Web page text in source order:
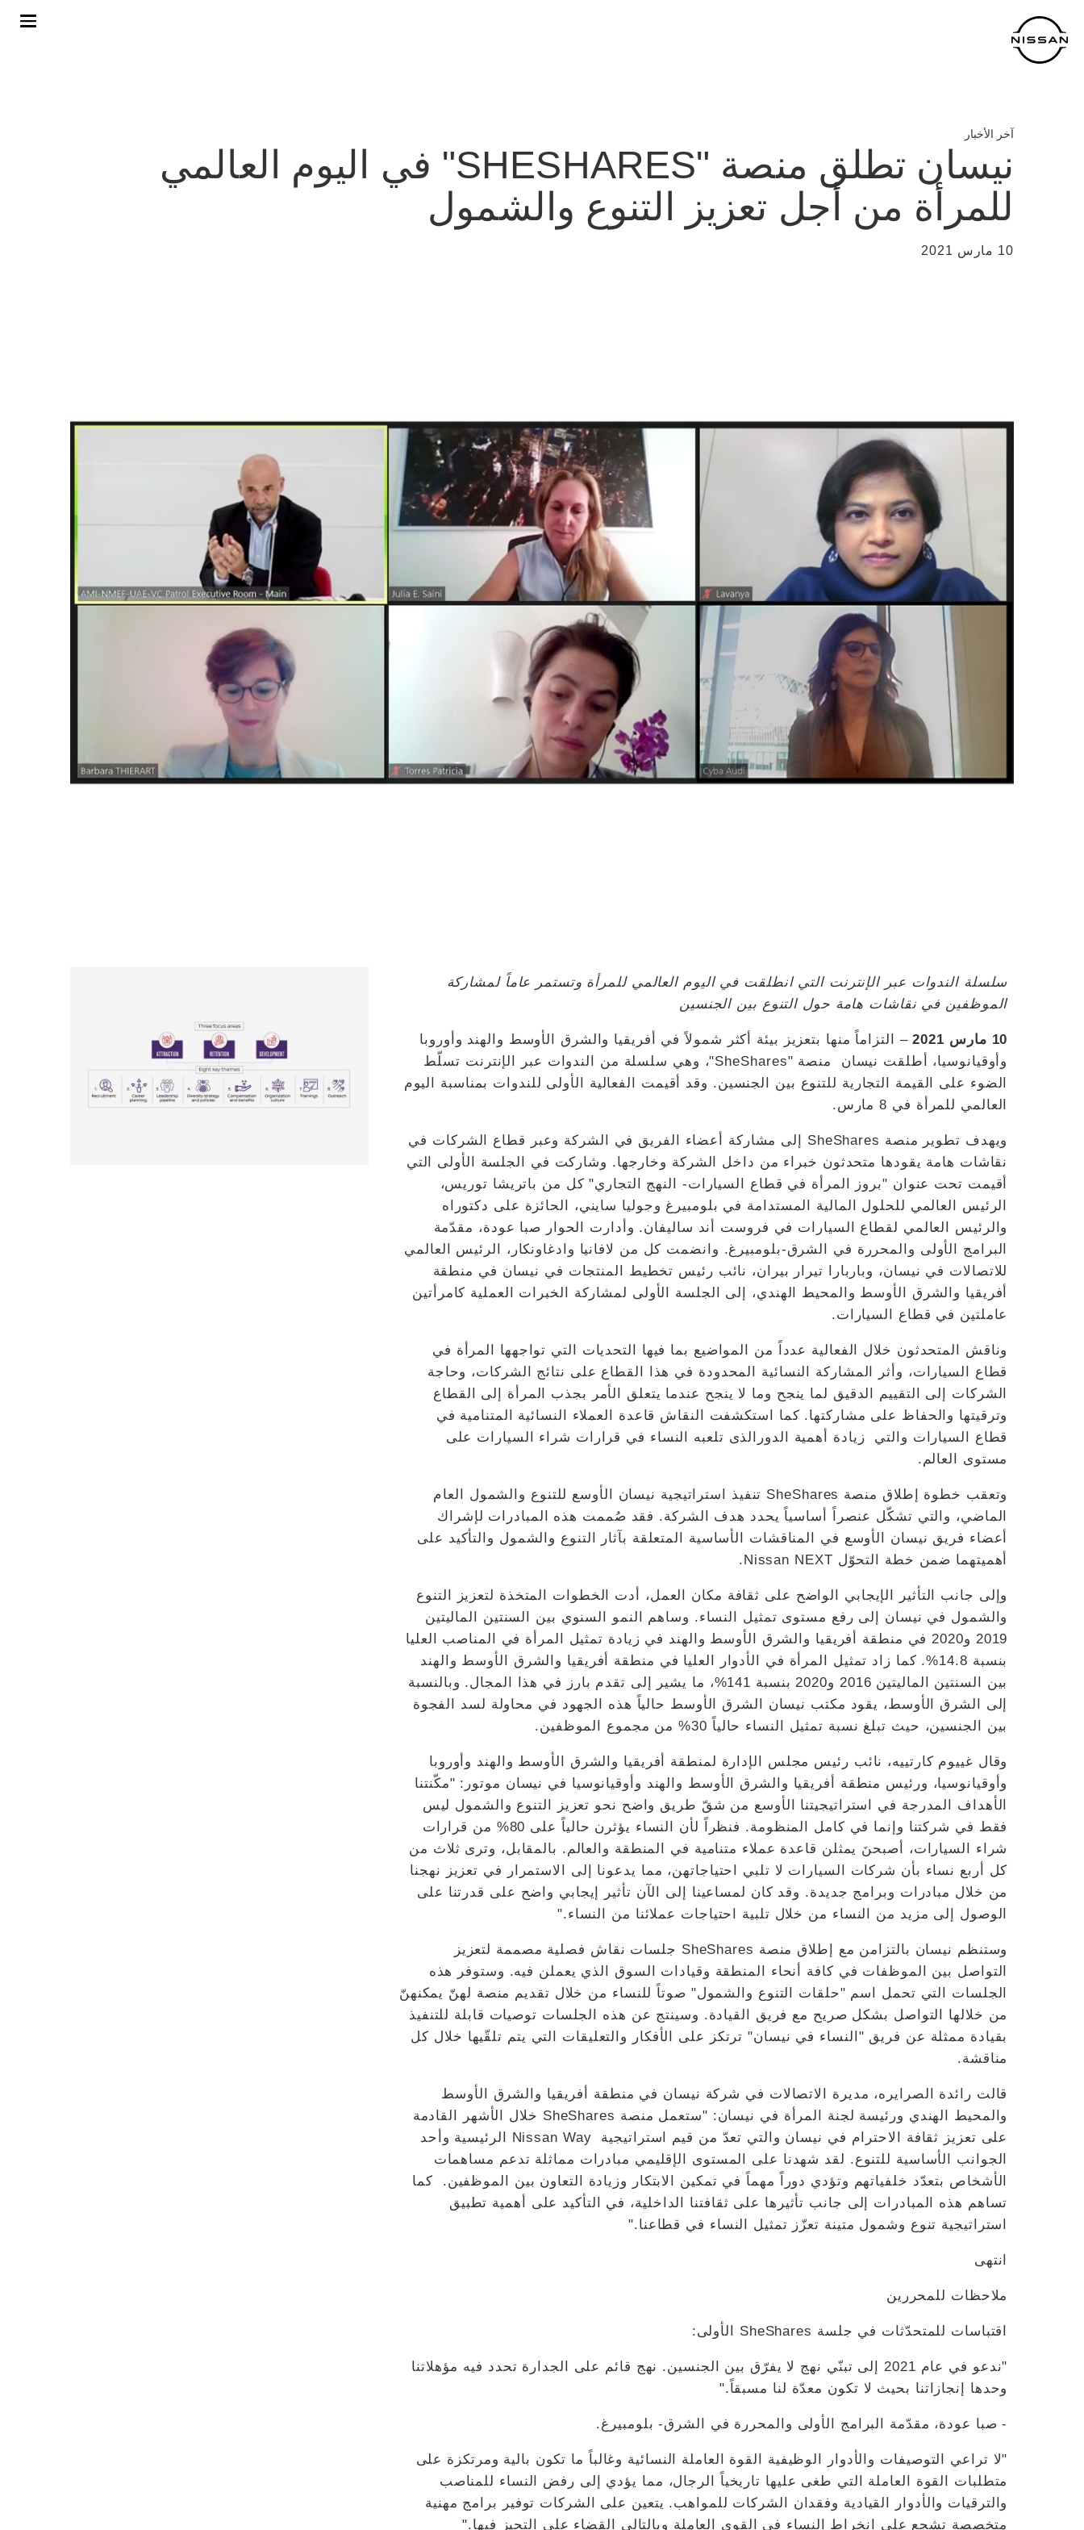
المحتوى
الرئيسي
آخر الأخبار
نيسان تطلق منصة "SHESHARES" في اليوم العالمي
للمرأة من أجل تعزيز التنوع والشمول
10 مارس 2021
سلسلة الندوات عبر الإنترنت التي انطلقت في اليوم العالمي للمرأة وتستمر عاماً لمشاركة
الموظفين في نقاشات هامة حول التنوع بين الجنسين
10 مارس 2021
– التزاماً منها بتعزيز بيئة أكثر شمولاً في أفريقيا والشرق الأوسط والهند وأوروبا
وأوقيانوسيا، أطلقت نيسان منصة "SheShares"، وهي سلسلة من الندوات عبر الإنترنت تسلّط
الضوء على القيمة التجارية للتنوع بين الجنسين. وقد أقيمت الفعالية الأولى للندوات بمناسبة اليوم
العالمي للمرأة في 8 مارس.
ويهدف تطوير منصة SheShares إلى مشاركة أعضاء الفريق في الشركة وعبر قطاع الشركات في
نقاشات هامة يقودها متحدثون خبراء من داخل الشركة وخارجها. وشاركت في الجلسة الأولى التي
أقيمت تحت عنوان "بروز المرأة في قطاع السيارات- النهج التجاري" كل من باتريشا توريس،
الرئيس العالمي للحلول المالية المستدامة في بلومبيرغ وجوليا سايني، الحائزة على دكتوراه
والرئيس العالمي لقطاع السيارات في فروست أند ساليفان. وأدارت الحوار صبا عودة، مقدّمة
البرامج الأولى والمحررة في الشرق-بلومبيرغ. وانضمت كل من لافانيا وادغاونكار، الرئيس العالمي
للاتصالات في نيسان، وباربارا تيرار بيران، نائب رئيس تخطيط المنتجات في نيسان في منطقة
أفريقيا والشرق الأوسط والمحيط الهندي، إلى الجلسة الأولى لمشاركة الخبرات العملية كامرأتين
عاملتين في قطاع السيارات.
وناقش المتحدثون خلال الفعالية عدداً من المواضيع بما فيها التحديات التي تواجهها المرأة في
قطاع السيارات، وأثر المشاركة النسائية المحدودة في هذا القطاع على نتائج الشركات، وحاجة
الشركات إلى التقييم الدقيق لما ينجح وما لا ينجح عندما يتعلق الأمر بجذب المرأة إلى القطاع
وترقيتها والحفاظ على مشاركتها. كما استكشفت النقاش قاعدة العملاء النسائية المتنامية في
قطاع السيارات والتي زيادة أهمية الدورالذى تلعبه النساء في قرارات شراء السيارات على
مستوى العالم.
وتعقب خطوة إطلاق منصة SheShares تنفيذ استراتيجية نيسان الأوسع للتنوع والشمول العام
الماضي، والتي تشكّل عنصراً أساسياً يحدد هدف الشركة. فقد صُممت هذه المبادرات لإشراك
أعضاء فريق نيسان الأوسع في المناقشات الأساسية المتعلقة بآثار التنوع والشمول والتأكيد على
أهميتهما ضمن خطة التحوّل Nissan NEXT.
وإلى جانب التأثير الإيجابي الواضح على ثقافة مكان العمل، أدت الخطوات المتخذة لتعزيز التنوع
والشمول في نيسان إلى رفع مستوى تمثيل النساء. وساهم النمو السنوي بين السنتين الماليتين
2019 و2020 في منطقة أفريقيا والشرق الأوسط والهند في زيادة تمثيل المرأة في المناصب العليا
بنسبة 14.8%. كما زاد تمثيل المرأة في الأدوار العليا في منطقة أفريقيا والشرق الأوسط والهند
بين السنتين الماليتين 2016 و2020 بنسبة 141%، ما يشير إلى تقدم بارز في هذا المجال. وبالنسبة
إلى الشرق الأوسط، يقود مكتب نيسان الشرق الأوسط حالياً هذه الجهود في محاولة لسد الفجوة
بين الجنسين، حيث تبلغ نسبة تمثيل النساء حالياً 30% من مجموع الموظفين.
وقال غييوم كارتييه، نائب رئيس مجلس الإدارة لمنطقة أفريقيا والشرق الأوسط والهند وأوروبا
وأوقيانوسيا، ورئيس منطقة أفريقيا والشرق الأوسط والهند وأوقيانوسيا في نيسان موتور: "مكّنتنا
الأهداف المدرجة في استراتيجيتنا الأوسع من شقّ طريق واضح نحو تعزيز التنوع والشمول ليس
فقط في شركتنا وإنما في كامل المنظومة. فنظراً لأن النساء يؤثرن حالياً على 80% من قرارات
شراء السيارات، أصبحنَ يمثلن قاعدة عملاء متنامية في المنطقة والعالم. بالمقابل، وترى ثلاث من
كل أربع نساء بأن شركات السيارات لا تلبي احتياجاتهن، مما يدعونا إلى الاستمرار في تعزيز نهجنا
من خلال مبادرات وبرامج جديدة. وقد كان لمساعينا إلى الآن تأثير إيجابي واضح على قدرتنا على
الوصول إلى مزيد من النساء من خلال تلبية احتياجات عملائنا من النساء."
وستنظم نيسان بالتزامن مع إطلاق منصة SheShares جلسات نقاش فصلية مصممة لتعزيز
التواصل بين الموظفات في كافة أنحاء المنطقة وقيادات السوق الذي يعملن فيه. وستوفر هذه
الجلسات التي تحمل اسم "حلقات التنوع والشمول" صوتاً للنساء من خلال تقديم منصة لهنّ يمكنهنّ
من خلالها التواصل بشكل صريح مع فريق القيادة. وسينتج عن هذه الجلسات توصيات قابلة للتنفيذ
بقيادة ممثلة عن فريق "النساء في نيسان" ترتكز على الأفكار والتعليقات التي يتم تلقّيها خلال كل
مناقشة.
قالت رائدة الصرايره، مديرة الاتصالات في شركة نيسان في منطقة أفريقيا والشرق الأوسط
والمحيط الهندي ورئيسة لجنة المرأة في نيسان: "ستعمل منصة SheShares خلال الأشهر القادمة
على تعزيز ثقافة الاحترام في نيسان والتي تعدّ من قيم استراتيجية Nissan Way الرئيسية وأحد
الجوانب الأساسية للتنوع. لقد شهدنا على المستوى الإقليمي مبادرات مماثلة تدعم مساهمات
الأشخاص بتعدّد خلفياتهم وتؤدي دوراً مهماً في تمكين الابتكار وزيادة التعاون بين الموظفين. كما
تساهم هذه المبادرات إلى جانب تأثيرها على ثقافتنا الداخلية، في التأكيد على أهمية تطبيق
استراتيجية تنوع وشمول متينة تعزّز تمثيل النساء في قطاعنا."
انتهى
ملاحظات للمحررين
اقتباسات للمتحدّثات في جلسة SheShares الأولى:
"ندعو في عام 2021 إلى تبنّي نهج لا يفرّق بين الجنسين. نهج قائم على الجدارة تحدد فيه مؤهلاتنا
وحدها إنجازاتنا بحيث لا تكون معدّة لنا مسبقاً."
- صبا عودة، مقدّمة البرامج الأولى والمحررة في الشرق- بلومبيرغ.
"لا تراعي التوصيفات والأدوار الوظيفية القوة العاملة النسائية وغالباً ما تكون بالية ومرتكزة على
متطلبات القوة العاملة التي طغى عليها تاريخياً الرجال، مما يؤدي إلى رفض النساء للمناصب
والترقيات والأدوار القيادية وفقدان الشركات للمواهب. يتعين على الشركات توفير برامج مهنية
متخصصة تشجع على انخراط النساء في القوى العاملة وبالتالي القضاء على التحيز فيها."